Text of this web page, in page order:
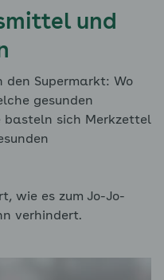
und
den Supermarkt: Wo
gesunden
basteln sich Merkzettel
wie es zum Jo-Jo-
verhindert.